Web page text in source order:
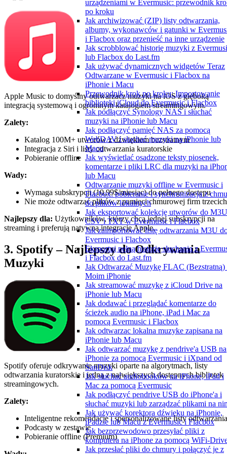
urządzeniami w Evermusic: przewodnik
po kroku
Jak archiwizować (ZIP) listy odtwarzania,
albumy, wykonawców i gatunki w
i Flacbox oraz przenieść na inne urządzenie
Jak scrobblować historię muzyki z
lub Flacbox do Last.fm
Jak używać dynamicznych widgetów Teraz
Odtwarzane w Evermusic i Flacbox na
iPhonie i Macu
Przewodnik krok po kroku: Importowanie
biblioteki iCloud do Evermusic i Flacbox
Jak podłączyć Synology NAS i słuchać
muzyki na iPhonie lub Macu
Jak podłączyć pamięć NAS za pomocą
WebDAV i słuchać muzyki na iPhonie lub
Macu
Jak wyświetlać osadzone teksty piosenek,
komentarze i pliki LRC dla muzyki na
lub Macu
Odtwarzanie muzyki offline w Evermusic i
Flacbox: pobieranie i synchronizacja z
do plików lokalnych
Jak eksportować kolekcję utworów do
CSV i TXT w Evermusic i Flacbox
Jak zaimportować listę odtwarzania M3U
Evermusic i Flacbox
Eksportuj pełną historię słuchania z
i Flacbox do Last.fm
Jak Odtwarzać Muzykę FLAC (Bezstratną)
Moim iPhonie
Jak streamować muzykę z iCloud Drive na
iPhonie lub Macu
Jak dodawać i przeglądać komentarze do
ścieżek audio na iPhone, iPad i Mac za
pomocą Evermusic i Flacbox
Jak odtwarzac lokalna muzyke zapisana na
iPhonie lub Macu
Jak odtwarzać muzykę z pendrive'a USB na
iPhonie za pomocą Evermusic i iXpand od
SanDisk
Jak słuchać audiobooków na iPhone, iPad i
Mac za pomocą Evermusic
Jak podłączyć pendrive USB do iPhone'a i
słuchać muzyki lub zarządzać plikami na
Jak używać korektora dźwięku na iPhonie,
iPadzie lub Macu z Evermusic i Flacbox
Jak bezprzewodowo przesyłać pliki z
komputera na iPhone za pomocą WiFi-
Jak przesłać pliki do chmury i połączyć je z
Apple Music to domyślny odtwarzacz muzyki na iOS z głęboką
integracją systemową i ogromnym katalogiem streamingowym.
Zalety:
Katalog 100M+ utworów z dźwiękiem bezstratnym
Integracja z Siri i listy odtwarzania kuratorskie
Pobieranie offline
Wady:
Wymaga subskrypcji (10,99$/miesiąc) do pełnego dostępu
Nie może odtwarzać plików z pamięci chmurowej firm trzecich
Najlepszy dla: Użytkowników, którzy chcą jednej subskrypcji na
streaming i preferują natywną integrację Apple.
3. Spotify – Najlepszy do Odkrywania
Muzyki
Spotify oferuje odkrywanie muzyki oparte na algorytmach, listy
odtwarzania kuratorskie i jedną z największych dostępnych bibliotek
streamingowych.
Zalety:
Inteligentne rekomendacje i spersonalizowane listy odtwarzania
Podcasty w zestawie
Pobieranie offline (Premium)